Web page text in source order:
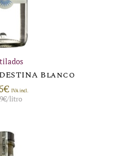
Blanco
€ IVA incl.
€/litro